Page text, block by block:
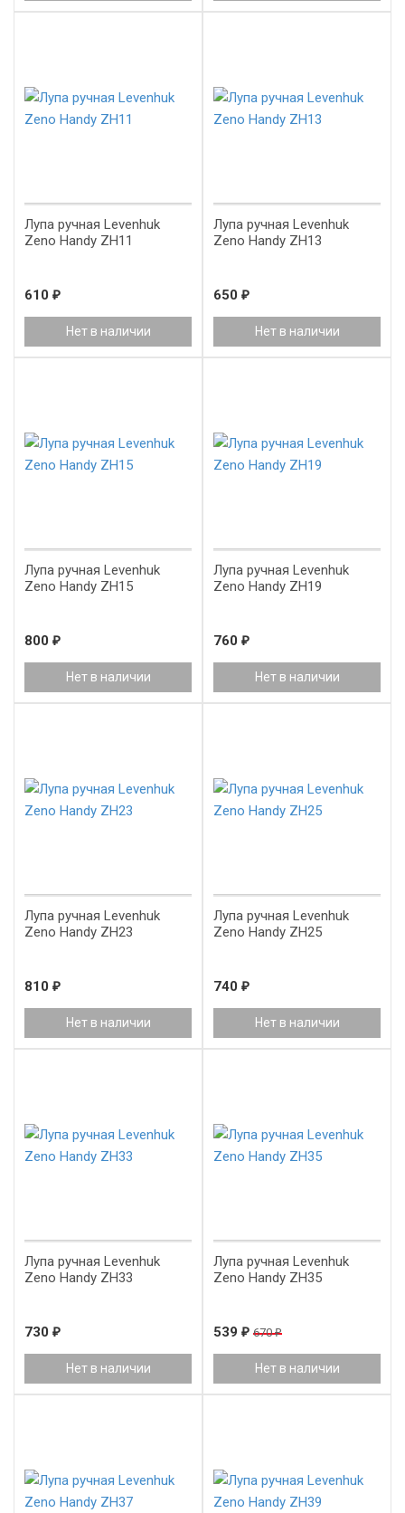
Лупа ручная Levenhuk
Zeno Handy ZH11
610 ₽
Нет в наличии
Лупа ручная Levenhuk
Zeno Handy ZH13
650 ₽
Нет в наличии
Лупа ручная Levenhuk
Zeno Handy ZH15
800 ₽
Нет в наличии
Лупа ручная Levenhuk
Zeno Handy ZH19
760 ₽
Нет в наличии
Лупа ручная Levenhuk
Zeno Handy ZH23
810 ₽
Нет в наличии
Лупа ручная Levenhuk
Zeno Handy ZH25
740 ₽
Нет в наличии
Лупа ручная Levenhuk
Zeno Handy ZH33
730 ₽
Нет в наличии
Лупа ручная Levenhuk
Zeno Handy ZH35
539 ₽ 670₽
Нет в наличии